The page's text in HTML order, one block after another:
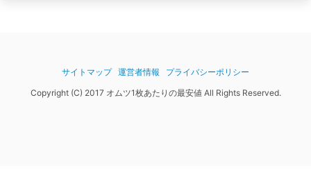
サイトマップ 運営者情報
プライバシーポリシー
Copyright (C) 2017 オムツ1枚あたりの最安値 All Rights Reserved.